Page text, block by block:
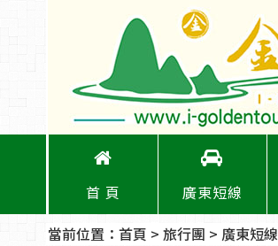
首 頁 廣東短線
當前位置： 首頁 > 旅行團 > 廣東短線